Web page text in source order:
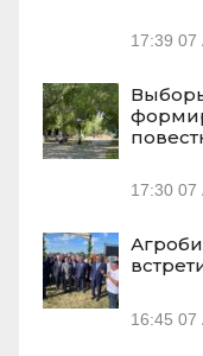
17:39 07
17:30 07
16:45 07